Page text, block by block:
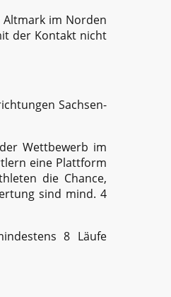
im Norden
der Kontakt nicht
Sachsen-
Wettbewerb im
eine Plattform
die Chance,
sind mind. 4
8 Läufe